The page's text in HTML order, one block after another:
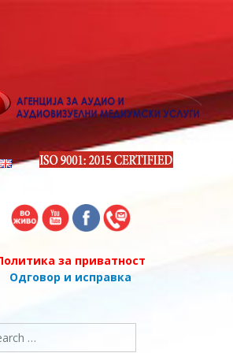
за приватност
Одговор и исправка